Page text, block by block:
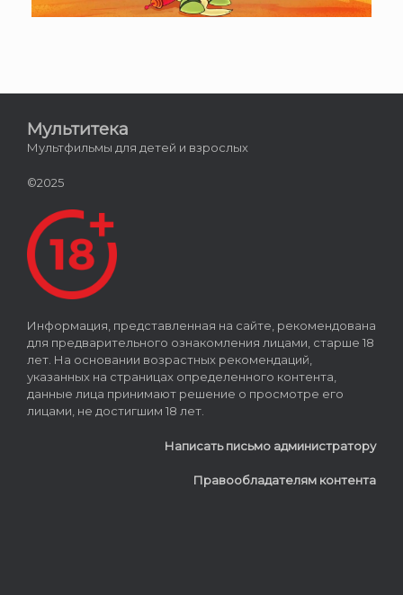
Мультитека
Мультфильмы для детей и взрослых
©2025
Информация, представленная на сайте, рекомендована
для предварительного ознакомления лицами, старше 18
лет. На основании возрастных рекомендаций,
указанных на страницах определенного контента,
данные лица принимают решение о просмотре его
лицами, не достигшим 18 лет.
Написать письмо администратору
Правообладателям контента